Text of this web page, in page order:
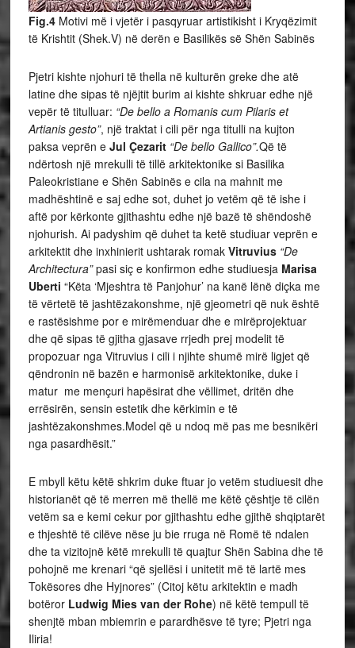
Fig.4Motivi më i vjetër i pasqyruar artistikisht i Kryqëzimit
të Krishtit (Shek.V) në derën e Basilikës së Shën Sabinës
Pjetri kishte njohuri të thella në kulturën greke dhe atë
latine dhe sipas të njëjtit burim ai kishte shkruar edhe një
vepër të titulluar: “De bello a Romanis cum Pilaris et
Artianis gesto”, një traktat i cili për nga titulli na kujton
paksa veprën e Jul Çezarit “De bello Gallico”.Që të
ndërtosh një mrekulli të tillë arkitektonike si Basilika
Paleokristiane e Shën Sabinës e cila na mahnit me
madhështinë e saj edhe sot, duhet jo vetëm që të ishe i
aftë por kërkonte gjithashtu edhe një bazë të shëndoshë
njohurish. Ai padyshim që duhet ta ketë studiuar veprën e
arkitektit dhe inxhinierit ushtarak romak Vitruvius “De
Architectura”pasi siç e konfirmon edhe studiuesja Marisa
Uberti “Këta ‘Mjeshtra të Panjohur’ na kanë lënë diçka me
të vërtetë të jashtëzakonshme, një gjeometri që nuk është
e rastësishme por e mirëmenduar dhe e mirëprojektuar
dhe që sipas të gjitha gjasave rrjedh prej modelit të
propozuar nga Vitruvius i cili i njihte shumë mirë ligjet që
qëndronin në bazën e harmonisë arkitektonike, duke i
matur me mençuri hapësirat dhe vëllimet, dritën dhe
errësirën, sensin estetik dhe kërkimin e të
jashtëzakonshmes.Model që u ndoq më pas me besnikëri
nga pasardhësit.”
E mbyll këtu këtë shkrim duke ftuar jo vetëm studiuesit dhe
historianët që të merren më thellë me këtë çështje të cilën
vetëm sa e kemi cekur por gjithashtu edhe gjithë shqiptarët
e thjeshtë të cilëve nëse ju bie rruga në Romë të ndalen
dhe ta vizitojnë këtë mrekulli të quajtur Shën Sabina dhe të
pohojnë me krenari “që sjellësi i unitetit më të lartë mes
Tokësores dhe Hyjnores” (Citoj këtu arkitektin e madh
botëror Ludwig Mies van der Rohe) në këtë tempull të
shenjtë mban mbiemrin e parardhësve të tyre; Pjetri nga
Iliria!